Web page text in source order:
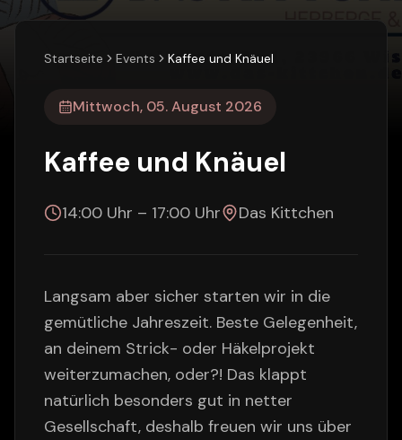
Startseite Events Kaffee und Knäuel
Mittwoch, 05. August 2026
Kaffee und Knäuel
14:00 Uhr – 17:00 Uhr Das Kittchen
Langsam aber sicher starten wir in die
gemütliche Jahreszeit. Beste Gelegenheit,
an deinem Strick- oder Häkelprojekt
weiterzumachen, oder?! Das klappt
natürlich besonders gut in netter
Gesellschaft, deshalb freuen wir uns über